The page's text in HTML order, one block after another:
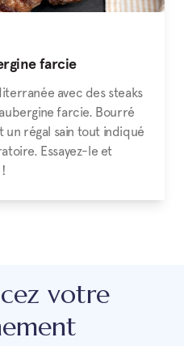
farcie
avec des steaks
farcie. Bourré
régal sain tout indiqué
Essayez-le et
votre